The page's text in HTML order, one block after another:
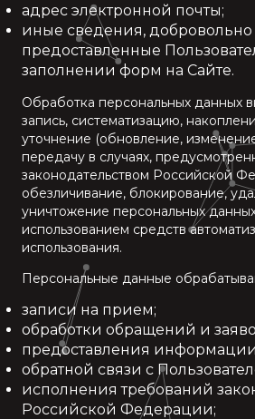
адрес электронной почты;
иные сведения, добровольно
предоставленные
заполнении форм на Сайте.
Обработка персональных данных
запись, систематизацию,
уточнение (обновление,
передачу в случаях,
законодательством Российской
обезличивание, блокирование,
уничтожение персональных
использованием средств
использования.
Персональные данные
записи на прием;
обработки обращений и
предоставления информации
обратной связи с
исполнения требований
Российской Федерации;